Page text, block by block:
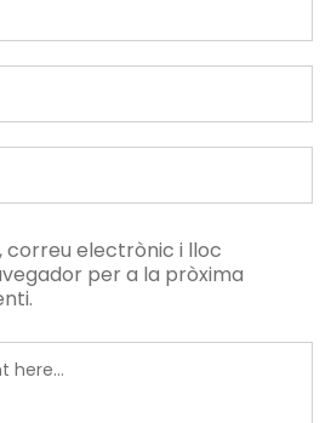
correu electrònic i lloc
per a la pròxima